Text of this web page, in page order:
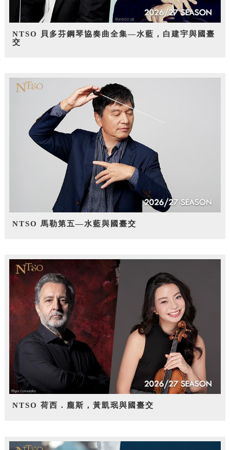
NTSO 貝多芬鋼琴協奏曲全集—水藍，白建宇與國臺
交
NTSO 馬勒第五—水藍與國臺交
NTSO 荷西．龐斯，黃凱珉與國臺交